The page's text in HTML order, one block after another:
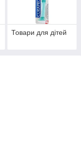
Товари для дітей